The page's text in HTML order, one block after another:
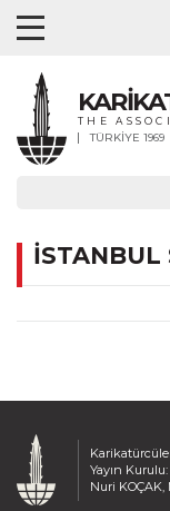
THE
TÜRKİYE 1969
İSTANBUL
Yayın
Nuri